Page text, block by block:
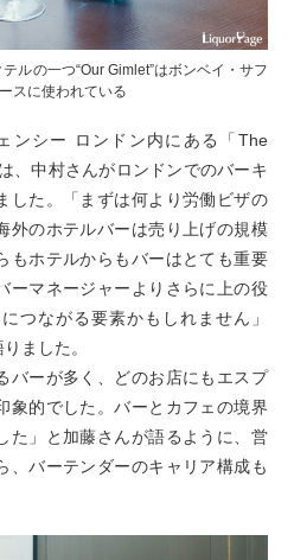
ルの一つ“Our Gimlet”はボンベイ・サフ
スに使われている
ンシー ロンドン内にある「The
、中村さんがロンドンでのバーキ
した。「まずは何より労働ビザの
外のホテルバーは売り上げの規模
もホテルからもバーはとても重要
ーマネージャーよりさらに上の役
つながる要素かもしれません」
ました。
バーが多く、どのお店にもエスプ
象的でした。バーとカフェの境界
た」と加藤さんが語るように、営
、バーテンダーのキャリア構成も